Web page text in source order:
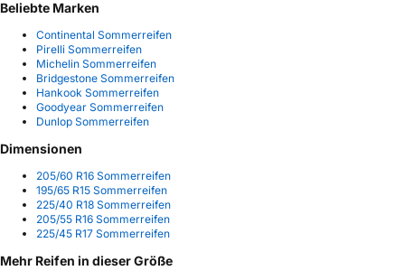
Beliebte Marken
Continental Sommerreifen
Pirelli Sommerreifen
Michelin Sommerreifen
Bridgestone Sommerreifen
Hankook Sommerreifen
Goodyear Sommerreifen
Dunlop Sommerreifen
Dimensionen
205/60 R16 Sommerreifen
195/65 R15 Sommerreifen
225/40 R18 Sommerreifen
205/55 R16 Sommerreifen
225/45 R17 Sommerreifen
Mehr Reifen in dieser Größe